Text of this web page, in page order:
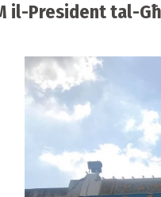
il-President tal-